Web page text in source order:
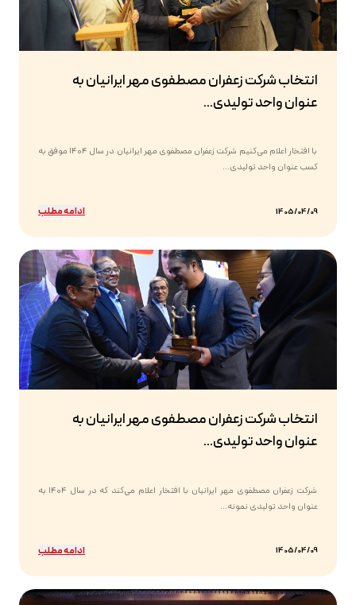
انتخاب شرکت زعفران مصطفوی مهر ایرانیان به
عنوان واحد تولیدی...
با افتخار اعلام می‌کنیم شرکت زعفران مصطفوی مهر ایرانیان در سال ۱۴۰۴ موفق به
کسب عنوان واحد تولیدی...
1405/04/09 ادامه مطلب
انتخاب شرکت زعفران مصطفوی مهر ایرانیان به
عنوان واحد تولیدی...
شرکت زعفران مصطفوی مهر ایرانیان با افتخار اعلام می‌کند که در سال ۱۴۰۴ به
عنوان واحد تولیدی نمونه...
1405/04/09 ادامه مطلب